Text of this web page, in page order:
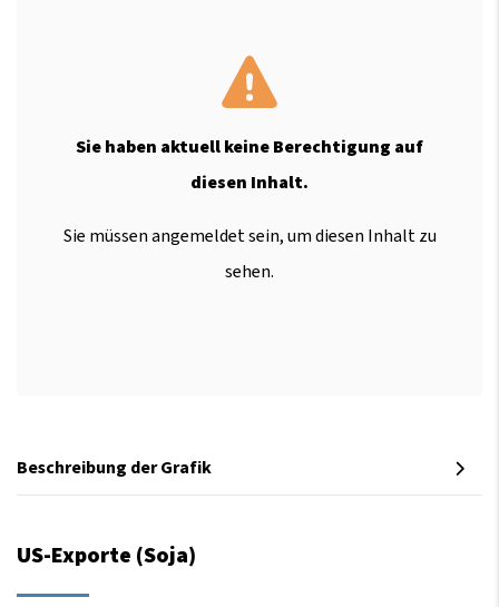
Sie haben aktuell keine Berechtigung auf
diesen Inhalt.
Sie müssen angemeldet sein, um diesen Inhalt zu
sehen.
Beschreibung der Grafik
US-Exporte (Soja)